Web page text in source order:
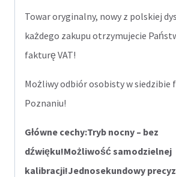
Towar oryginalny, nowy z polskiej
każdego zakupu otrzymujecie
fakturę VAT!
Możliwy odbiór osobisty w siedzibie
Poznaniu!
Główne cechy:Tryb nocny – bez
dźwięku!Możliwość samodzielnej
kalibracji!Jednosekundowy